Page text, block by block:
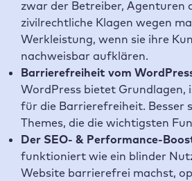
zwar der Betreiber, Agenturen
zivilrechtliche Klagen wegen
Werkleistung, wenn sie ihre
nachweisbar aufklären.
Barrierefreiheit vom
WordPress bietet
für die Barrierefreiheit. Besser
Themes, die die wichtigsten
Der SEO- & Performance-
funktioniert wie ein blinder
Website barrierefrei machst,